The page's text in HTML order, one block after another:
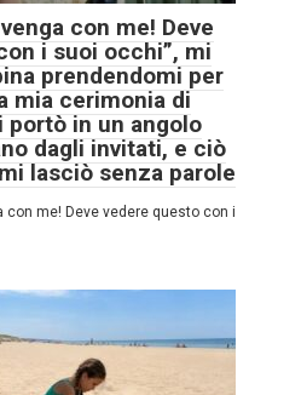
con me! Deve
i suoi occhi”, mi
prendendomi per
mia cerimonia di
in un angolo
dagli invitati, e ciò
lasciò senza parole
con me! Deve vedere questo con i